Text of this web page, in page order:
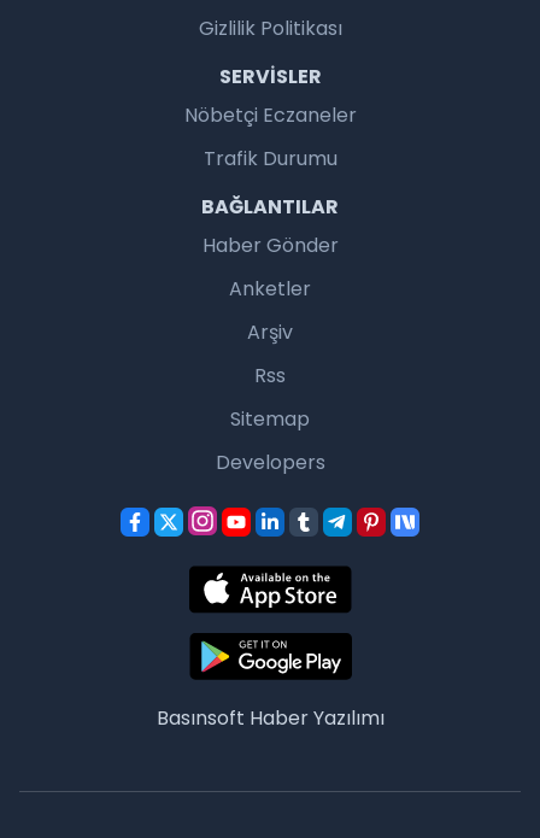
Gizlilik Politikası
SERVISLER
Nöbetçi Eczaneler
Trafik Durumu
BAĞLANTILAR
Haber Gönder
Anketler
Arşiv
Rss
Sitemap
Developers
Basınsoft Haber Yazılımı